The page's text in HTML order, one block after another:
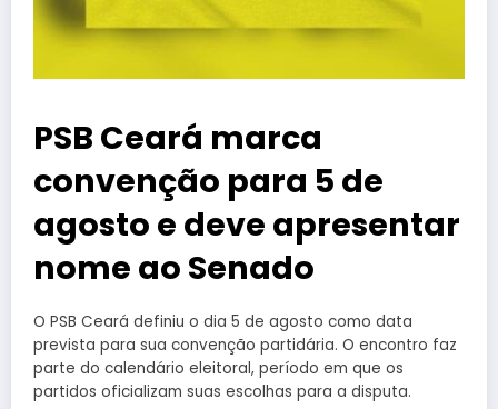
PSB Ceará marca
convenção para 5 de
agosto e deve apresentar
nome ao Senado
O PSB Ceará definiu o dia 5 de agosto como data
prevista para sua convenção partidária. O encontro faz
parte do calendário eleitoral, período em que os
partidos oficializam suas escolhas para a disputa.